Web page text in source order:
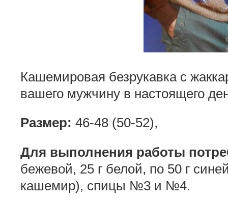
Кашемировая безрукавка с
вашего мужчину в настоящего
Размер: 46-48 (50-52),
Для выполнения работы
бежевой, 25 г белой, по 50 г
кашемир), спицы №3 и №4.